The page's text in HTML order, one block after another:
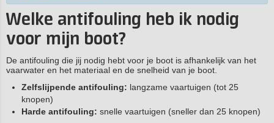
Welke antifouling heb ik nodig
voor mijn boot?
De antifouling die jij nodig hebt voor je boot is afhankelijk van het
vaarwater en het materiaal en de snelheid van je boot.
Zelfslijpende antifouling: langzame vaartuigen (tot 25
knopen)
Harde antifouling: snelle vaartuigen (sneller dan 25 knopen)